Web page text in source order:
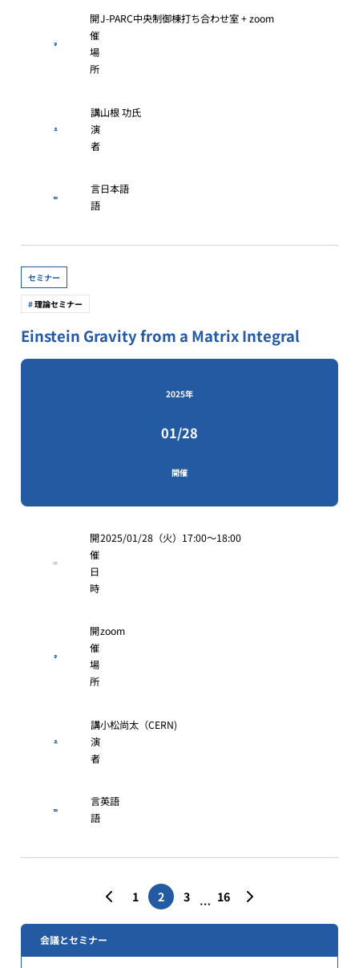
開
催
場
所
J-PARC中央制御棟打ち合わせ室 + zoom
講
演
者
山根 功氏
言
語
日本語
セミナー
理論セミナー
Einstein Gravity from a Matrix Integral
2025年
01/28
開催
開
催
日
時
2025/01/28（火）17:00〜18:00
開
催
場
所
zoom
講
演
者
小松尚太（CERN)
言
語
英語
稿
1 2 3 … 16
会議とセミナー